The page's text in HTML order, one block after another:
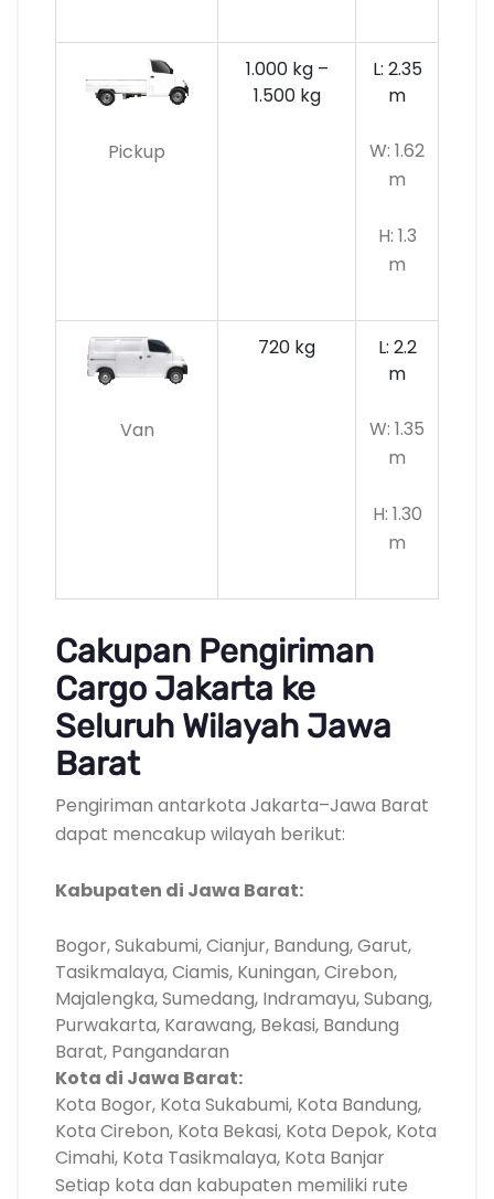
Pickup
1.000 kg –
1.500 kg
L: 2.35
m
W: 1.62
m
H: 1.3
m
Van
720 kg
L: 2.2
m
W: 1.35
m
H: 1.30
m
Cakupan Pengiriman
Cargo Jakarta ke
Seluruh Wilayah Jawa
Barat
Pengiriman antarkota Jakarta–Jawa Barat
dapat mencakup wilayah berikut:
Kabupaten di Jawa Barat:
Bogor, Sukabumi, Cianjur, Bandung, Garut,
Tasikmalaya, Ciamis, Kuningan, Cirebon,
Majalengka, Sumedang, Indramayu, Subang,
Purwakarta, Karawang, Bekasi, Bandung
Barat, Pangandaran
Kota di Jawa Barat:
Kota Bogor, Kota Sukabumi, Kota Bandung,
Kota Cirebon, Kota Bekasi, Kota Depok, Kota
Cimahi, Kota Tasikmalaya, Kota Banjar
Setiap kota dan kabupaten memiliki rute